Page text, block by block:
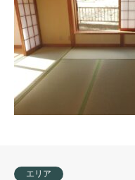
エリア